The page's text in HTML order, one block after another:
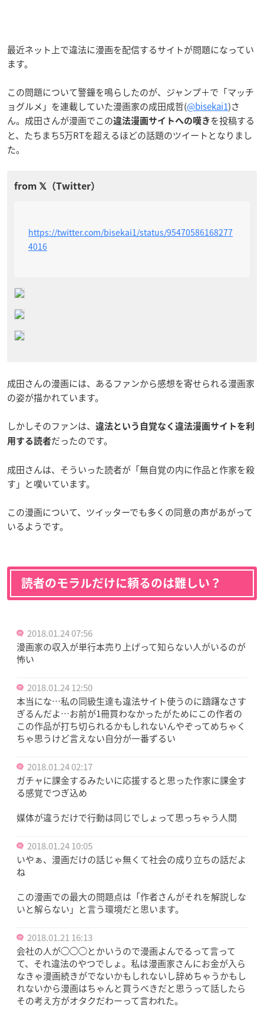
最近ネット上で違法に漫画を配信するサイトが問題になってい
ます。
この問題について警鐘を鳴らしたのが、ジャンプ＋で「マッチ
ョグルメ」を連載していた漫画家の成田成哲(@bisekai1)さ
ん。成田さんが漫画でこの違法漫画サイトへの嘆き を投稿する
と、たちまち5万RTを超えるほどの話題のツイートとなりまし
た。
https://twitter.com/bisekai1/status/95470586168277
4016
成田さんの漫画には、あるファンから感想を寄せられる漫画家
の姿が描かれています。
しかしそのファンは、
違法という自覚なく違法漫画サイトを利
用する読者だったのです。
成田さんは、そういった読者が「無自覚の内に作品と作家を殺
す」と嘆いています。
この漫画について、ツイッターでも多くの同意の声があがって
いるようです。
読者のモラルだけに頼るのは難しい？
2018.01.24 07:56
漫画家の収入が単行本売り上げって知らない人がいるのが
怖い
2018.01.24 12:50
本当にな…私の同級生達も違法サイト使うのに躊躇なさす
ぎるんだよ…お前が1冊買わなかったがためにこの作者の
この作品が打ち切られるかもしれないんやぞってめちゃく
ちゃ思うけど言えない自分が一番ずるい
2018.01.24 02:17
ガチャに課金するみたいに応援すると思った作家に課金す
る感覚でつぎ込め
媒体が違うだけで行動は同じでしょって思っちゃう人間
2018.01.24 10:05
いやぁ、漫画だけの話じゃ無くて社会の成り立ちの話だよ
ね
この漫画での最大の問題点は「作者さんがそれを解説しな
いと解らない」と言う環境だと思います。
2018.01.21 16:13
会社の人が◯◯◯とかいうので漫画よんでるって言って
て、それ違法のやつでしょ。私は漫画家さんにお金が入ら
なきゃ漫画続きがでないかもしれないし辞めちゃうかもし
れないから漫画はちゃんと買うべきだと思うって話したら
その考え方がオタクだわーって言われた。